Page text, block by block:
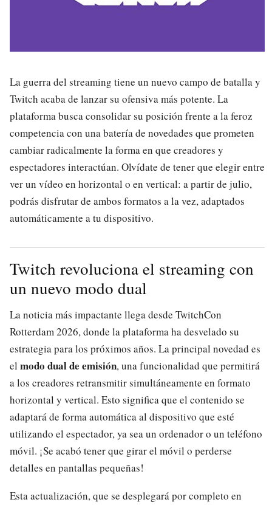
La guerra del streaming tiene un nuevo campo de batalla y
Twitch acaba de lanzar su ofensiva más potente. La
plataforma busca consolidar su posición frente a la feroz
competencia con una batería de novedades que prometen
cambiar radicalmente la forma en que creadores y
espectadores interactúan. Olvídate de tener que elegir entre
ver un vídeo en horizontal o en vertical: a partir de julio,
podrás disfrutar de ambos formatos a la vez, adaptados
automáticamente a tu dispositivo.
Twitch revoluciona el streaming con
un nuevo modo dual
La noticia más impactante llega desde TwitchCon
Rotterdam 2026, donde la plataforma ha desvelado su
estrategia para los próximos años. La principal novedad es
el modo dual de emisión, una funcionalidad que permitirá
a los creadores retransmitir simultáneamente en formato
horizontal y vertical. Esto significa que el contenido se
adaptará de forma automática al dispositivo que esté
utilizando el espectador, ya sea un ordenador o un teléfono
móvil. ¡Se acabó tener que girar el móvil o perderse
detalles en pantallas pequeñas!
Esta actualización, que se desplegará por completo en